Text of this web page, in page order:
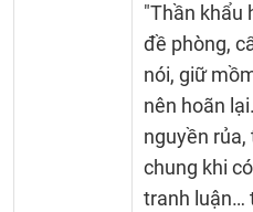
"Thần khẩu
đề phòng,
nói, giữ
nên hoãn
nguyền rủa,
chung khi
tranh luận…